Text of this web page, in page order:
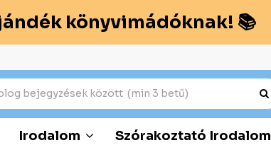
könyvimádóknak! 📚
Irodalom Szórakoztató Irodalom